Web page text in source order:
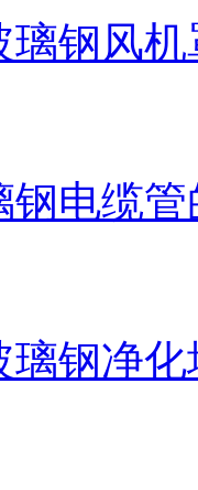
璃钢风机
钢电缆管
璃钢净